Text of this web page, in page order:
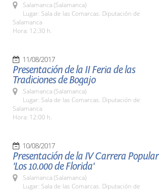
Salamanca (Salamanca)
Lugar: Sala de las Comarcas. Diputación de
Salamanca
Hora: 12:30 h.
11/08/2017
Presentación de la II Feria de las
Tradiciones de Bogajo
Salamanca (Salamanca)
Lugar: Sala de las Comarcas. Diputación de
Salamanca
Hora: 12:00 h.
10/08/2017
Presentación de la IV Carrera Popular
'Los 10.000 de Florida'
Salamanca (Salamanca)
Lugar: Sala de las Comarcas. Diputación de